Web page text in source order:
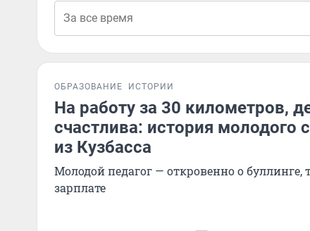
ОБРАЗОВАНИЕ ИСТОРИИ
На работу за 30 километров,
счастлива: история молодого
из Кузбасса
Молодой педагог — откровенно о буллинге,
зарплате